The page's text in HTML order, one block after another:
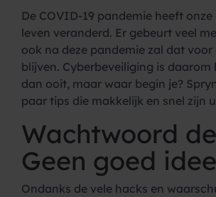
De COVID-19 pandemie heeft
leven veranderd. Er gebeurt veel
ook na deze pandemie zal dat voor
blijven. Cyberbeveiliging is daarom
dan ooit, maar waar begin je?
paar tips die makkelijk en snel zijn
Wachtwoord
Geen goed idee
Ondanks de vele hacks en